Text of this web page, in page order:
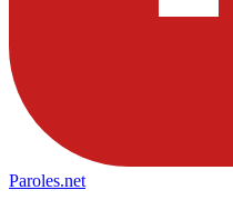
Paroles.net